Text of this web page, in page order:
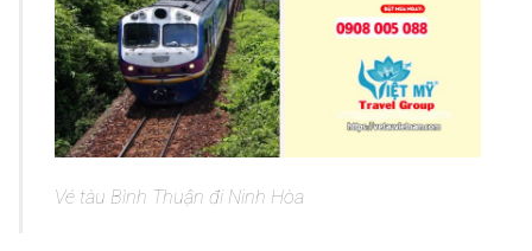
Vé tàu Bình Thuận đi Ninh Hòa